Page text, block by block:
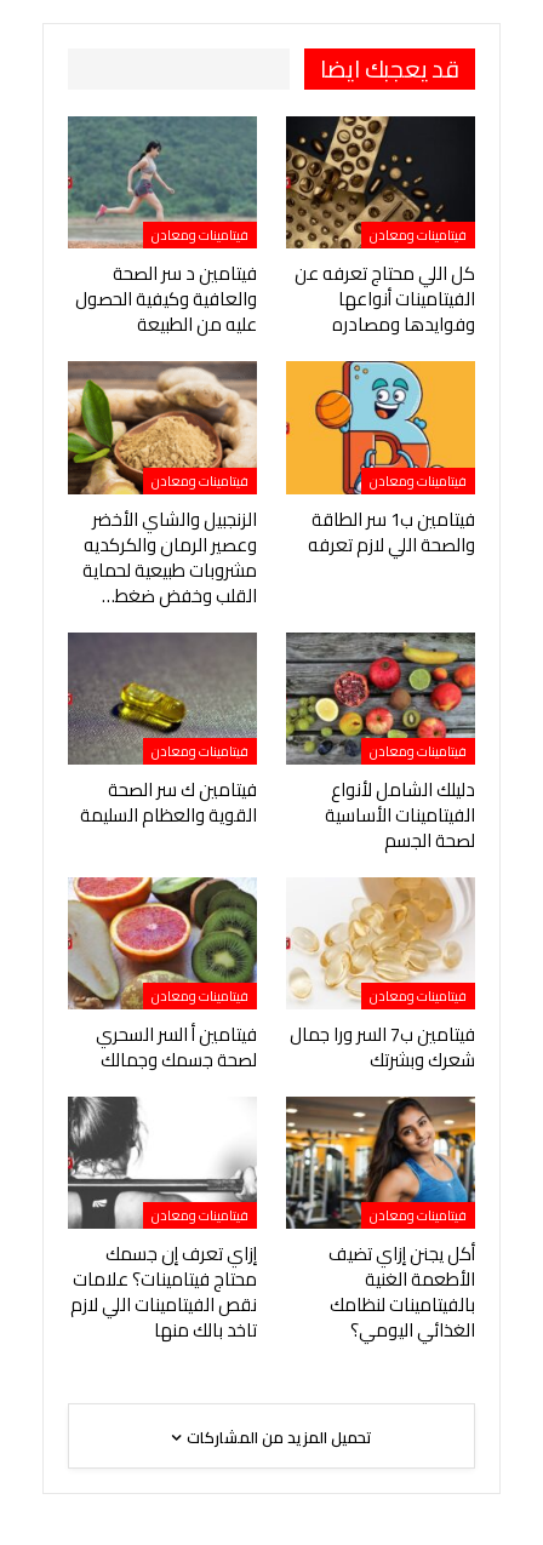
قد يعجبك ايضا
فيتامينات ومعادن
كل اللي محتاج تعرفه عن
الفيتامينات أنواعها
وفوايدها ومصادره
فيتامينات ومعادن
فيتامين د سر الصحة
والعافية وكيفية الحصول
عليه من الطبيعة
فيتامينات ومعادن
فيتامين ب1 سر الطاقة
والصحة اللي لازم تعرفه
فيتامينات ومعادن
الزنجبيل والشاي الأخضر
وعصير الرمان والكركديه
مشروبات طبيعية لحماية
القلب وخفض ضغط…
فيتامينات ومعادن
دليلك الشامل لأنواع
الفيتامينات الأساسية
لصحة الجسم
فيتامينات ومعادن
فيتامين ك سر الصحة
القوية والعظام السليمة
فيتامينات ومعادن
فيتامين ب7 السر ورا جمال
شعرك وبشرتك
فيتامينات ومعادن
فيتامين أ السر السحري
لصحة جسمك وجمالك
فيتامينات ومعادن
أكل يجنن إزاي تضيف
الأطعمة الغنية
بالفيتامينات لنظامك
الغذائي اليومي؟
فيتامينات ومعادن
إزاي تعرف إن جسمك
محتاج فيتامينات؟ علامات
نقص الفيتامينات اللي لازم
تاخد بالك منها
تحميل المزيد من المشاركات